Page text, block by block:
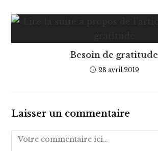
Besoin de gratitude
28 avril 2019
Laisser un commentaire
Comment